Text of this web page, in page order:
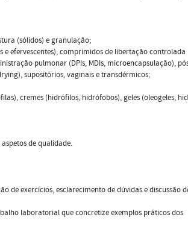
(sólidos) e granulação;
efervescentes), comprimidos de libertação controlada
pulmonar (DPIs, MDIs, microencapsulação),
supositórios, vaginais e transdérmicos;
cremes (hidrófilos, hidrófobos), geles (oleogeles,
de qualidade.
de exercícios, esclarecimento de dúvidas e discussão
laboratorial que concretize exemplos práticos dos